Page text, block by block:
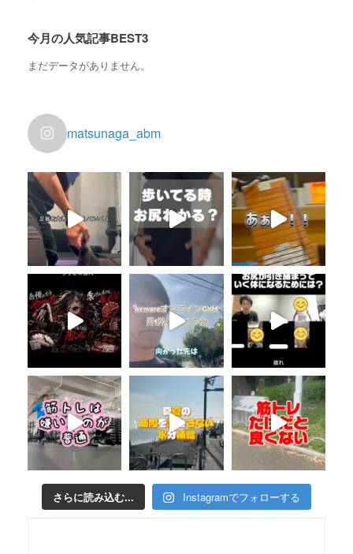
今月の人気記事BEST3
まだデータがありません。
matsunaga_abm
さらに読み込む... Instagramでフォローする